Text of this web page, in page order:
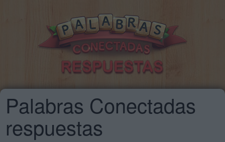
Palabras Conectadas
respuestas